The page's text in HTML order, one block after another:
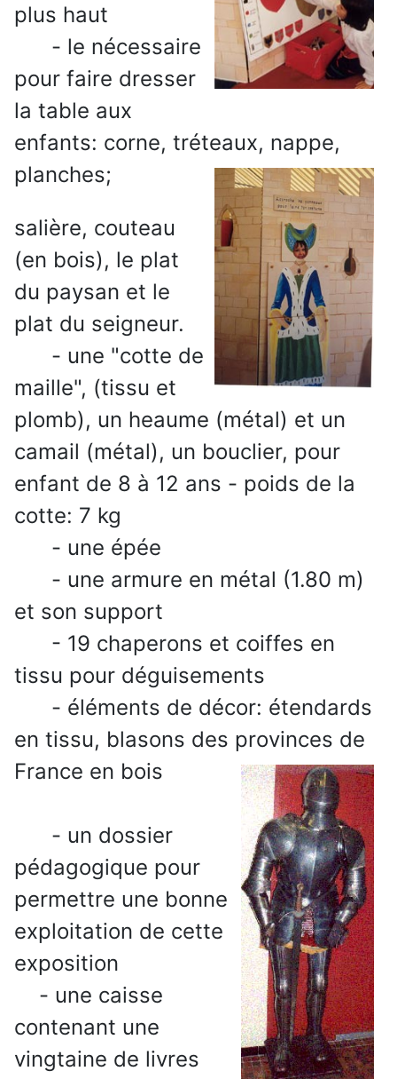
plus haut
- le nécessaire
pour faire dresser
la table aux
enfants: corne, tréteaux, nappe,
planches;
salière, couteau
(en bois), le plat
du paysan et le
plat du seigneur.
- une "cotte de
maille", (tissu et
plomb), un heaume (métal) et un
camail (métal), un bouclier, pour
enfant de 8 à 12 ans - poids de la
cotte: 7 kg
- une épée
- une armure en métal (1.80 m)
et son support
- 19 chaperons et coiffes en
tissu pour déguisements
- éléments de décor: étendards
en tissu, blasons des provinces de
France en bois
- un dossier
pédagogique pour
permettre une bonne
exploitation de cette
exposition
- une caisse
contenant une
vingtaine de livres